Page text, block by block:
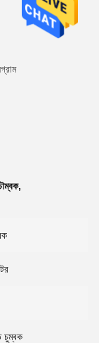
,
চুম্বক